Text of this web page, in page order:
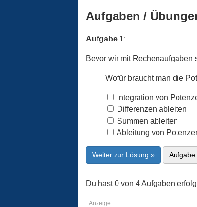
Aufgaben /
Aufgabe 1:
Bevor wir mit Rechenaufgaben
Wofür braucht man die
Integration von
Differenzen ableiten
Summen ableiten
Ableitung von
Weiter zur Lösung » Aufgabe
Du hast 0 von 4 Aufgaben
Anzeige: